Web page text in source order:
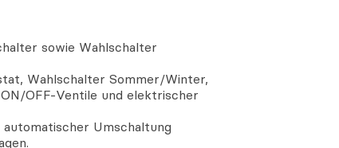
sowie Wahlschalter
Wahlschalter Sommer/Winter,
OFF-Ventile und elektrischer
Umschaltung